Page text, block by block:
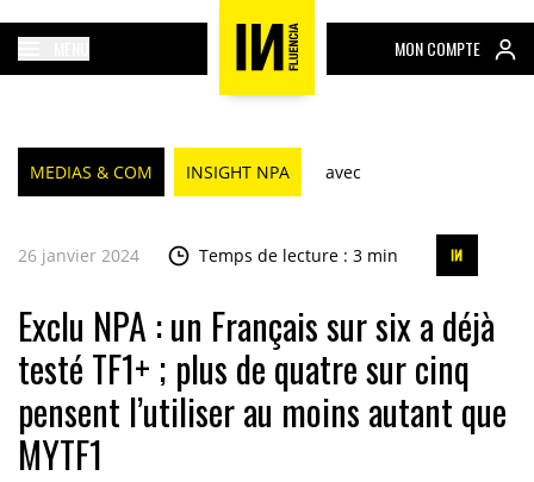
MON COMPTE
MEDIAS & COM INSIGHT NPA avec
26 janvier 2024 Temps de lecture : 3 min
Exclu NPA : un Français sur six a déjà
testé TF1+ ; plus de quatre sur cinq
pensent l’utiliser au moins autant que
MYTF1